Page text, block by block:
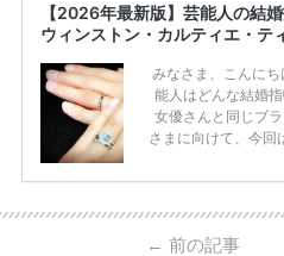
【2026年最新版】芸能人の結
ウィンストン・カルティエ・テ
みなさま、こんに
能人はどんな結婚
女優さんと同じブ
さまに向けて、今回
ーウィンストンやカ
日本で人気のブラ
・愛用している芸能
← 前の記事